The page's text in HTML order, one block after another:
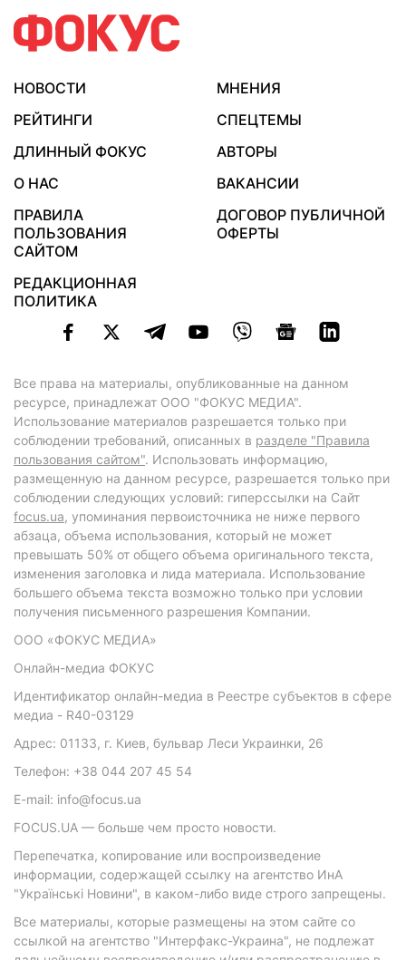
НОВОСТИ
МНЕНИЯ
РЕЙТИНГИ
СПЕЦТЕМЫ
ДЛИННЫЙ ФОКУС
АВТОРЫ
О НАС
ВАКАНСИИ
ПРАВИЛА
ПОЛЬЗОВАНИЯ
САЙТОМ
ДОГОВОР ПУБЛИЧНОЙ
ОФЕРТЫ
РЕДАКЦИОННАЯ
ПОЛИТИКА
Все права на материалы, опубликованные на данном
ресурсе, принадлежат ООО "ФОКУС МЕДИА".
Использование материалов разрешается только при
соблюдении требований, описанных в разделе "Правила
пользования сайтом". Использовать информацию,
размещенную на данном ресурсе, разрешается только при
соблюдении следующих условий: гиперссылки на Сайт
focus.ua, упоминания первоисточника не ниже первого
абзаца, объема использования, который не может
превышать 50% от общего объема оригинального текста,
изменения заголовка и лида материала. Использование
большего объема текста возможно только при условии
получения письменного разрешения Компании.
ООО «ФОКУС МЕДИА»
Онлайн-медиа ФОКУС
Идентификатор онлайн-медиа в Реестре субъектов в сфере
медиа - R40-03129
Адрес: 01133, г. Киев, бульвар Леси Украинки, 26
Телефон: +38 044 207 45 54
E-mail: info@focus.ua
FOCUS.UA — больше чем просто новости.
Перепечатка, копирование или воспроизведение
информации, содержащей ссылку на агентство ИнА
"Українські Новини", в каком-либо виде строго запрещены.
Все материалы, которые размещены на этом сайте со
ссылкой на агентство "Интерфакс-Украина", не подлежат